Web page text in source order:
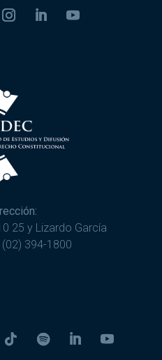
25 y Lizardo García
(02) 394-1800